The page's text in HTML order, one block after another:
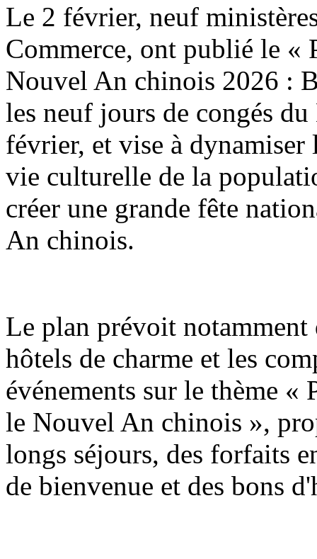
Le 2 février, neuf
Commerce, ont publié le «
Nouvel An chinois 2026 :
les neuf jours de congés
février, et vise à dynamiser
vie culturelle de la
créer une grande fête
An chinois.
Le plan prévoit notamment
hôtels de charme et les
événements sur le thème
le Nouvel An chinois »,
longs séjours, des forfaits
de bienvenue et des bons